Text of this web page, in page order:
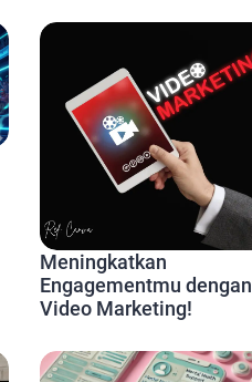
Meningkatkan
Engagementmu dengan
Video Marketing!